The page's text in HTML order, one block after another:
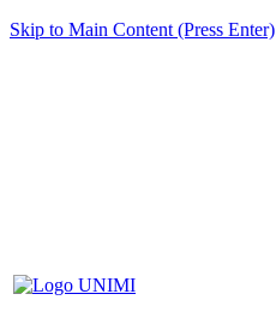
Skip to Main Content (Press Enter)